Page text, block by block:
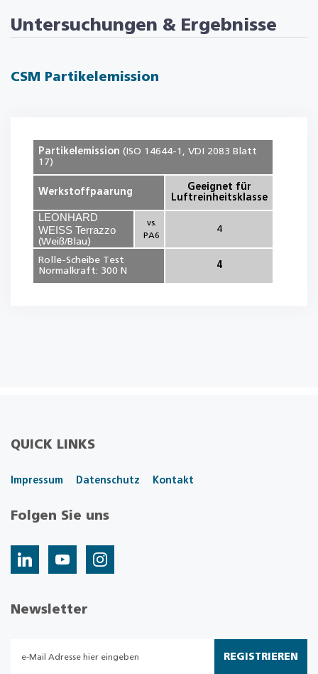
Untersuchungen & Ergebnisse
CSM Partikelemission
Partikelemission(ISO 14644-1, VDI 2083 Blatt
17)
Werkstoffpaarung
Geeignet für
Luftreinheitsklasse
LEONHARD
WEISS Terrazzo
(Weiß/Blau)
vs.
PA6
4
Rolle-Scheibe Test
Normalkraft: 300 N
4
QUICK LINKS
Impressum Datenschutz Kontakt
Folgen Sie uns
Newsletter
REGISTRIEREN